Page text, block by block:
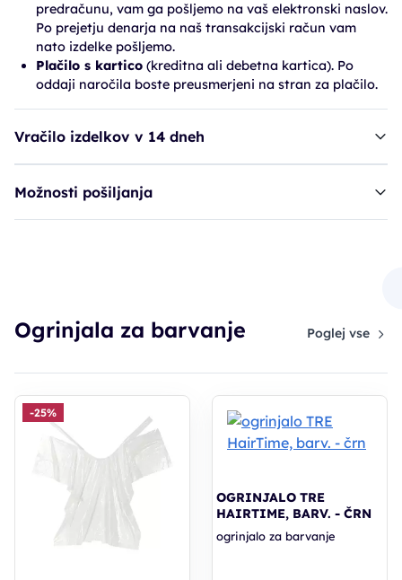
predračunu, vam ga pošljemo na vaš elektronski naslov.
Po prejetju denarja na naš transakcijski račun vam
nato izdelke pošljemo.
Plačilo s kartico (kreditna ali debetna kartica). Po
oddaji naročila boste preusmerjeni na stran za plačilo.
Vračilo izdelkov v 14 dneh
Možnosti pošiljanja
Ogrinjala za barvanje Poglej vse
-25%
OGRINJALO TRE
HAIRTIME, BARV. - ČRN
ogrinjalo za barvanje